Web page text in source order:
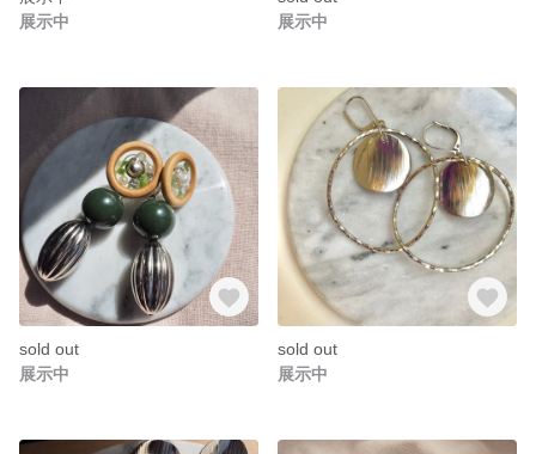
展示中
展示中
sold out
展示中
sold out
展示中